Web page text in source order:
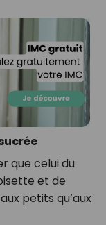
que celui du
et de
petits qu’aux